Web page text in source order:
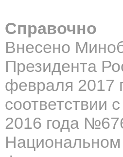
Справочно
Внесено
Президента
февраля 2017
соответствии с
2016 года
Национальном